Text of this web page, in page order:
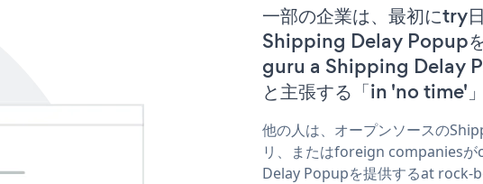
一部の企業は、最初にtry
Shipping Delay Popup
guru a Shipping Delay
と主張する「in 'no time'
他の人は、オープンソースの
リ、またはforeign companies
Delay Popupを提供するat rock-